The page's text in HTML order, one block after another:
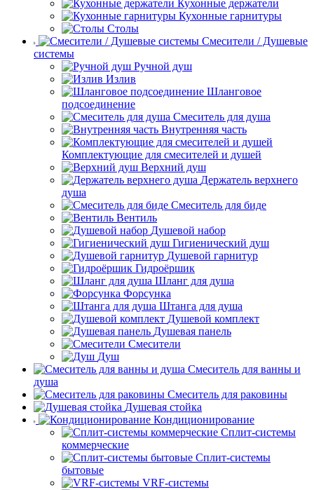
Кухонные держатели
Кухонные гарнитуры
Столы
Смесители / Душевые
системы
Ручной душ
Излив
Шланговое
подсоединение
Смеситель для душа
Внутренняя часть
Комплектующие для смесителей и душей
Верхний душ
Держатель верхнего
душа
Смеситель для биде
Вентиль
Душевой набор
Гигиенический душ
Душевой гарнитур
Гидроёршик
Шланг для душа
Форсунка
Штанга для душа
Душевой комплект
Душевая панель
Смесители
Душ
Смеситель для ванны и
душа
Смеситель для раковины
Душевая стойка
Кондиционирование
Сплит-системы
коммерческие
Сплит-системы
бытовые
VRF-системы